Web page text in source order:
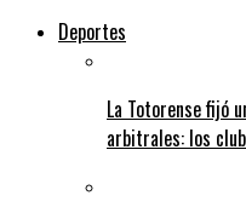
Deportes
La Totorense fijó
arbitrales: los